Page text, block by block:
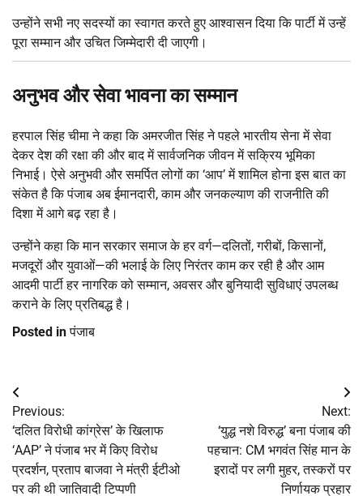
उन्होंने सभी नए सदस्यों का स्वागत करते हुए आश्वासन दिया कि पार्टी में उन्हें
पूरा सम्मान और उचित जिम्मेदारी दी जाएगी।
अनुभव और सेवा भावना का सम्मान
हरपाल सिंह चीमा ने कहा कि अमरजीत सिंह ने पहले भारतीय सेना में सेवा
देकर देश की रक्षा की और बाद में सार्वजनिक जीवन में सक्रिय भूमिका
निभाई। ऐसे अनुभवी और समर्पित लोगों का ‘आप’ में शामिल होना इस बात का
संकेत है कि पंजाब अब ईमानदारी, काम और जनकल्याण की राजनीति की
दिशा में आगे बढ़ रहा है।
उन्होंने कहा कि मान सरकार समाज के हर वर्ग—दलितों, गरीबों, किसानों,
मजदूरों और युवाओं—की भलाई के लिए निरंतर काम कर रही है और आम
आदमी पार्टी हर नागरिक को सम्मान, अवसर और बुनियादी सुविधाएं उपलब्ध
कराने के लिए प्रतिबद्ध है।
Posted inपंजाब
Post
navigation
Previous:
‘दलित विरोधी कांग्रेस’ के खिलाफ
‘AAP’ ने पंजाब भर में किए विरोध
प्रदर्शन, प्रताप बाजवा ने मंत्री ईटीओ
पर की थी जातिवादी टिप्पणी
Next:
‘युद्ध नशे विरुद्ध’ बना पंजाब की
पहचान: CM भगवंत सिंह मान के
इरादों पर लगी मुहर, तस्करों पर
निर्णायक प्रहार